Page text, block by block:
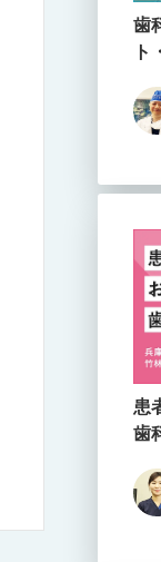
歯
患
歯